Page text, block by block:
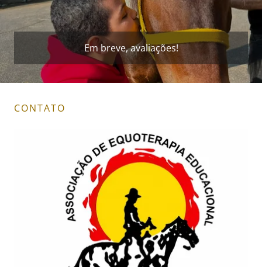
Em breve, avaliações!
CONTATO